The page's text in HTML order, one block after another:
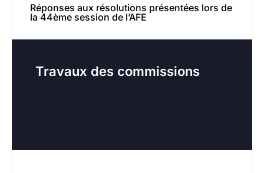
Réponses aux résolutions présentées lors de
la 44ème session de l’AFE
Travaux des commissions